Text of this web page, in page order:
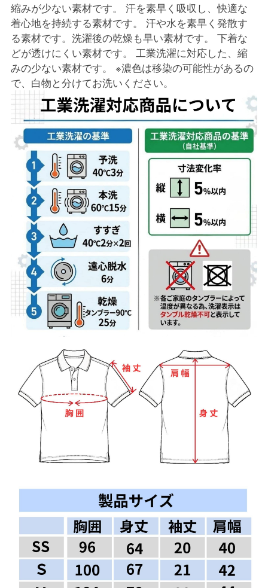
縮みが少ない素材です。 汗を素早く吸収し、快適な
着心地を持続する素材です。 汗や水を素早く発散す
る素材です。洗濯後の乾燥も早い素材です。 下着な
どが透けにくい素材です。 工業洗濯に対応した、縮
みの少ない素材です。 ※濃色は移染の可能性があるの
で、白物と分けてお洗いください。